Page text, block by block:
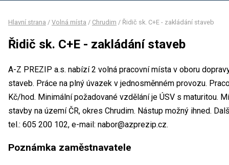
Hlavní strana / Volná místa / Chrudim / Řidič sk. C+E - zakládání staveb
Řidič sk. C+E - zakládání staveb
A-Z PREZIP a.s. nabízí 2 volná pracovní místa v oboru
staveb. Práce na plný úvazek v jednosměnném provozu.
Kč/hod. Minimální požadované vzdělání je ÚSV s maturitou.
stavby na území ČR, okres Chrudim. Nástup možný ihned.
tel.: 605 200 102, e-mail: nabor@azprezip.cz.
Poznámka zaměstnavatele